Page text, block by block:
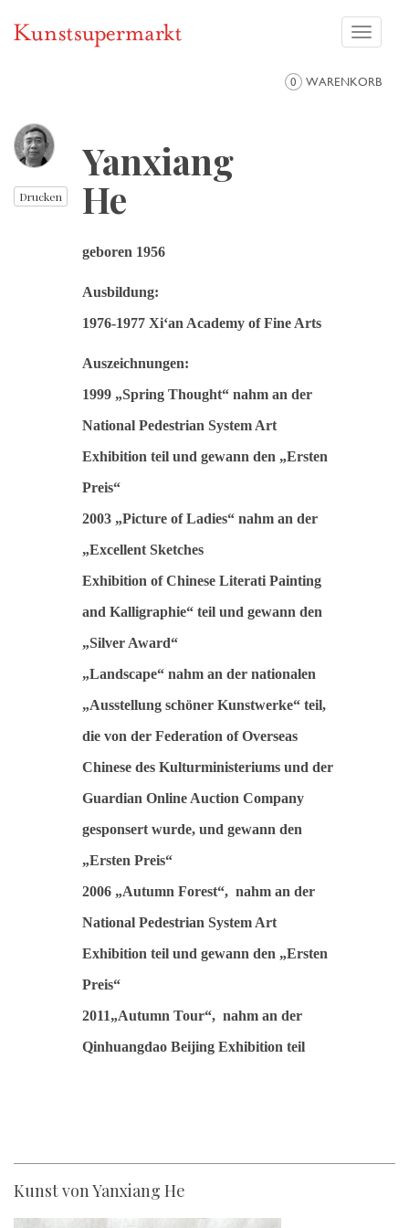
Toggle
0 WARENKORB
Drucken
Yanxiang
He
geboren 1956
Ausbildung:
1976-1977 Xi‘an Academy of Fine Arts
Auszeichnungen:
1999 „Spring Thought“ nahm an der
National Pedestrian System Art
Exhibition teil und gewann den „Ersten
Preis“
2003 „Picture of Ladies“ nahm an der
„Excellent Sketches
Exhibition of Chinese Literati Painting
and Kalligraphie“ teil und gewann den
„Silver Award“
„Landscape“ nahm an der nationalen
„Ausstellung schöner Kunstwerke“ teil,
die von der Federation of Overseas
Chinese des Kulturministeriums und der
Guardian Online Auction Company
gesponsert wurde, und gewann den
„Ersten Preis“
2006 „Autumn Forest“, nahm an der
National Pedestrian System Art
Exhibition teil und gewann den „Ersten
Preis“
2011„Autumn Tour“, nahm an der
Qinhuangdao Beijing Exhibition teil
Kunst von Yanxiang He